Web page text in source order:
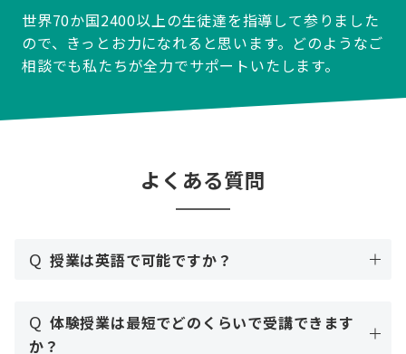
世界70か国2400以上の生徒達を指導して参りました
ので、きっとお力になれると思います。どのようなご
相談でも私たちが全力でサポートいたします。
よくある質問
Q 授業は英語で可能ですか？
Q 体験授業は最短でどのくらいで受講できます
か？